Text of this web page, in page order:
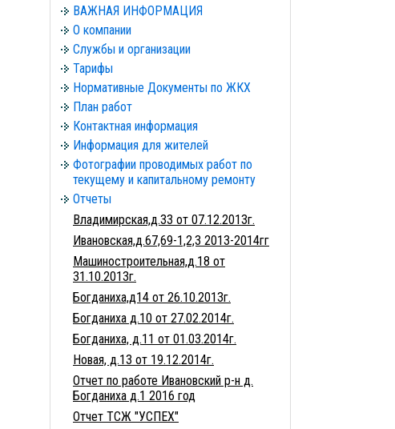
ВАЖНАЯ ИНФОРМАЦИЯ
О компании
Службы и организации
Тарифы
Нормативные Документы по ЖКХ
План работ
Контактная информация
Информация для жителей
Фотографии проводимых работ по
текущему и капитальному ремонту
Отчеты
Владимирская,д.33 от 07.12.2013г.
Ивановская,д.67,69-1,2,3 2013-2014гг
Машиностроительная,д.18 от
31.10.2013г.
Богданиха,д14 от 26.10.2013г.
Богданиха д.10 от 27.02.2014г.
Богданиха, д.11 от 01.03.2014г.
Новая, д.13 от 19.12.2014г.
Отчет по работе Ивановский р-н д.
Богданиха д.1 2016 год
Отчет ТСЖ "УСПЕХ"